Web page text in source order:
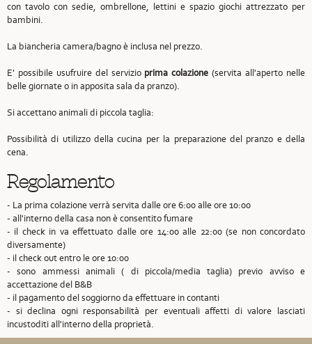
con tavolo con sedie, ombrellone, lettini e spazio giochi attrezzato per
bambini.
La biancheria camera/bagno è inclusa nel prezzo.
E' possibile usufruire del servizio prima colazione (servita all'aperto nelle
belle giornate o in apposita sala da pranzo).
Si accettano animali di piccola taglia:
Possibilità di utilizzo della cucina per la preparazione del pranzo e della
cena.
Regolamento
- La prima colazione verrà servita dalle ore 6:00 alle ore 10:00
- all'interno della casa non è consentito fumare
- il check in va effettuato dalle ore 14:00 alle 22:00 (se non concordato
diversamente)
- il check out entro le ore 10:00
- sono ammessi animali ( di piccola/media taglia) previo avviso e
accettazione del B&B
- il pagamento del soggiorno da effettuare in contanti
- si declina ogni responsabilità per eventuali affetti di valore lasciati
incustoditi all'interno della proprietà.